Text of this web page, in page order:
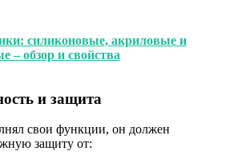
силиконовые, акриловые и
– обзор и свойства
и защита
свои функции, он должен
защиту от: